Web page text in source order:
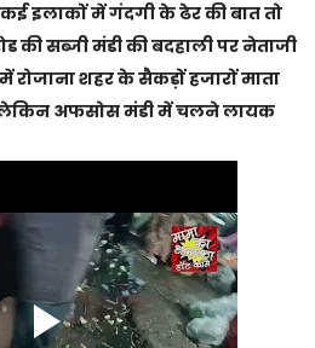
इलाकों में गंदगी के ढेर की बात तो
की सब्जी मंडी की बदहाली पर नेताजी
रोजाना शहर के सैकड़ों हजारों माता
अफसोस मंडी में चलने लायक